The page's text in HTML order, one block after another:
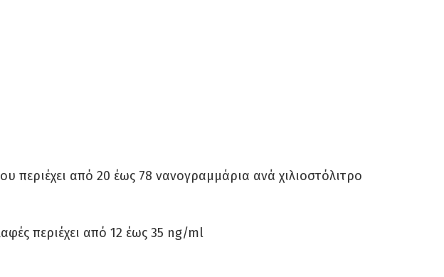
περιέχει από 20 έως 78 νανογραμμάρια ανά χιλιοστόλιτρο
περιέχει από 12 έως 35 ng/ml